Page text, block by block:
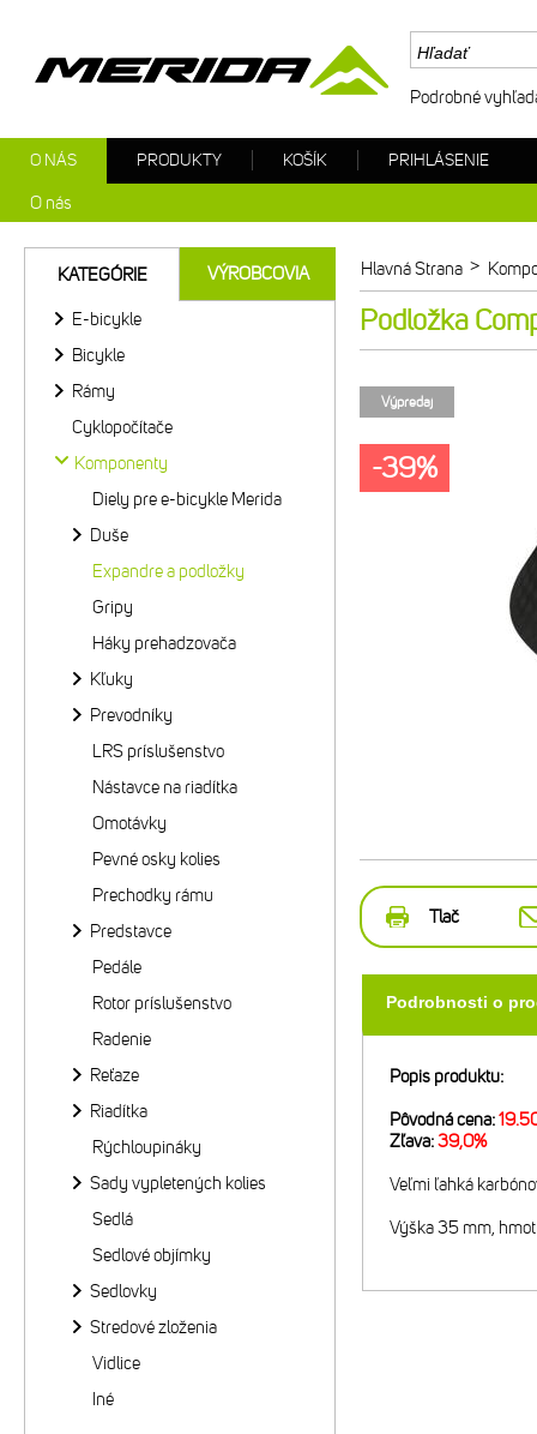
Hlavná Strana >
Podložka
Výpredaj
-39%
Tlač
Podrobnosti o
Popis produktu:
Pôvodná cena:
Zľava:39,0%
Veľmi ľahká
Výška 35 mm,
KATEGÓRIE VÝROBCOVIA
E-bicykle
Bicykle
Rámy
Cyklopočítače
Komponenty
Diely pre e-bicykle Merida
Duše
Expandre a podložky
Gripy
Háky prehadzovača
Kľuky
Prevodníky
LRS príslušenstvo
Nástavce na riadítka
Omotávky
Pevné osky kolies
Prechodky rámu
Predstavce
Pedále
Rotor príslušenstvo
Radenie
Reťaze
Riadítka
Rýchloupináky
Sady vypletených kolies
Sedlá
Sedlové objímky
Sedlovky
Stredové zloženia
Vidlice
Iné
Podrobné
O NÁS
O nás
PRODUKTY KOŠÍK PRIHLÁSENIE